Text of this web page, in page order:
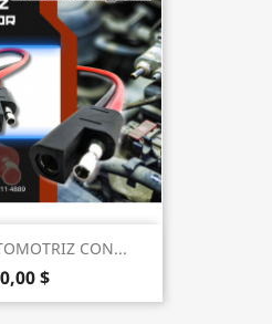
CON...
0,00 $